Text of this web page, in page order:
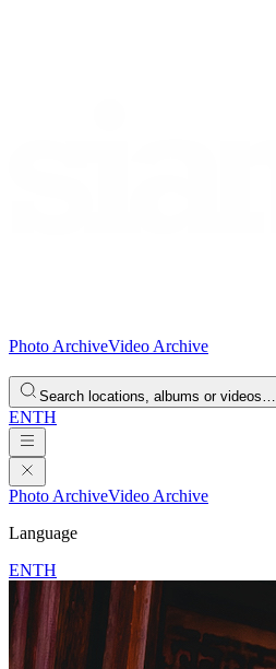
Photo ArchiveVideo Archive
Search locations, albums or videos…
ENTH
Photo ArchiveVideo Archive
Language
ENTH